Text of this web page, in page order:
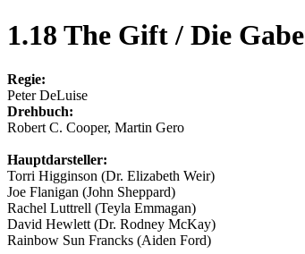
1.18 The Gift / Die Gabe
Regie:
Peter DeLuise
Drehbuch:
Robert C. Cooper, Martin Gero
Hauptdarsteller:
Torri Higginson (Dr. Elizabeth Weir)
Joe Flanigan (John Sheppard)
Rachel Luttrell (Teyla Emmagan)
David Hewlett (Dr. Rodney McKay)
Rainbow Sun Francks (Aiden Ford)